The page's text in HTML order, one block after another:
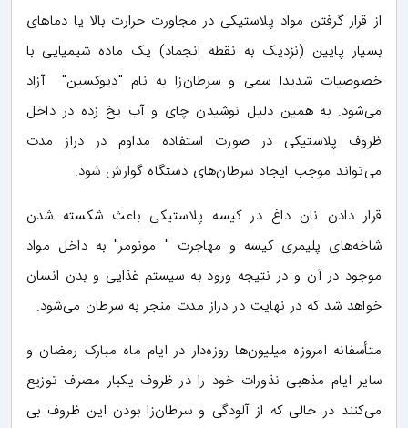
از قرار گرفتن مواد پلاستیکی در مجاورت حرارت بالا یا دماهای
بسیار پایین (نزدیک به نقطه انجماد) یک ماده شیمیایی با
خصوصیات شدیدا سمی و سرطان‌زا به نام "دیوکسین" آزاد
می‌شود. به همین دلیل نوشیدن چای و آب یخ زده در داخل
ظروف پلاستیکی در صورت استفاده مداوم در دراز مدت
می‌تواند موجب ایجاد سرطان‌های دستگاه گوارش شود.
قرار دادن نان داغ در کیسه پلاستیکی باعث شکسته شدن
شاخه‌های پلیمری کیسه و مهاجرت " مونومر" به داخل مواد
موجود در آن و در نتیجه ورود به سیستم غذایی و بدن انسان
خواهد شد که در نهایت در دراز مدت منجر به سرطان می‌شود.
متأسفانه امروزه میلیون‌ها روزه‌دار در ایام ماه مبارک رمضان و
سایر ایام مذهبی نذورات خود را در ظروف یکبار مصرف توزیع
می‌کنند در حالی که از آلودگی و سرطان‌زا بودن این ظروف بی